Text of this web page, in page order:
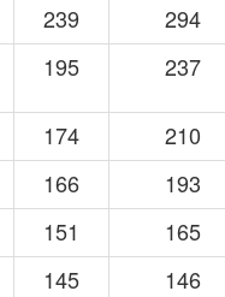
239 294
195 237
174 210
166 193
151 165
145 146